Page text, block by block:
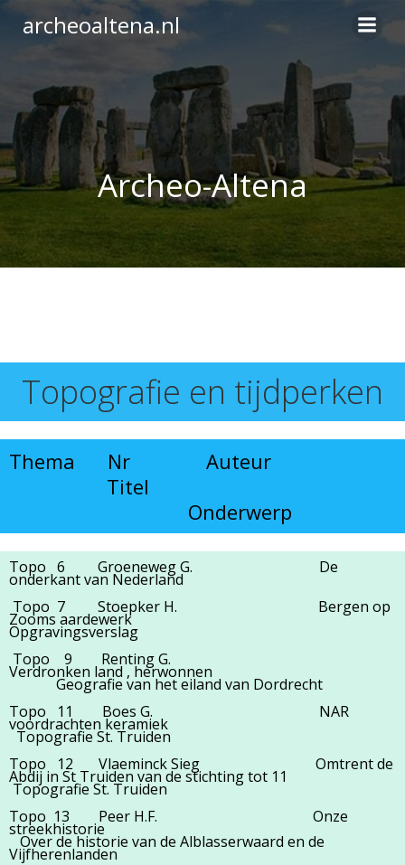
inhoud
archeoaltena.nl
Archeo-Altena
Topografie en tijdperken
Thema Nr Auteur
Titel
Onderwerp
Topo 6 Groeneweg G. De
onderkant van Nederland
Topo 7 Stoepker H. Bergen op
Zooms aardewerk
Opgravingsverslag
Topo 9 Renting G.
Verdronken land , herwonnen
Geografie van het eiland van Dordrecht
Topo 11 Boes G. NAR
voordrachten keramiek
Topografie St. Truiden
Topo 12 Vlaeminck Sieg Omtrent de
Abdij in St Truiden van de stichting tot 11
Topografie St. Truiden
Topo 13 Peer H.F. Onze
streekhistorie
Over de historie van de Alblasserwaard en de
Vijfherenlanden